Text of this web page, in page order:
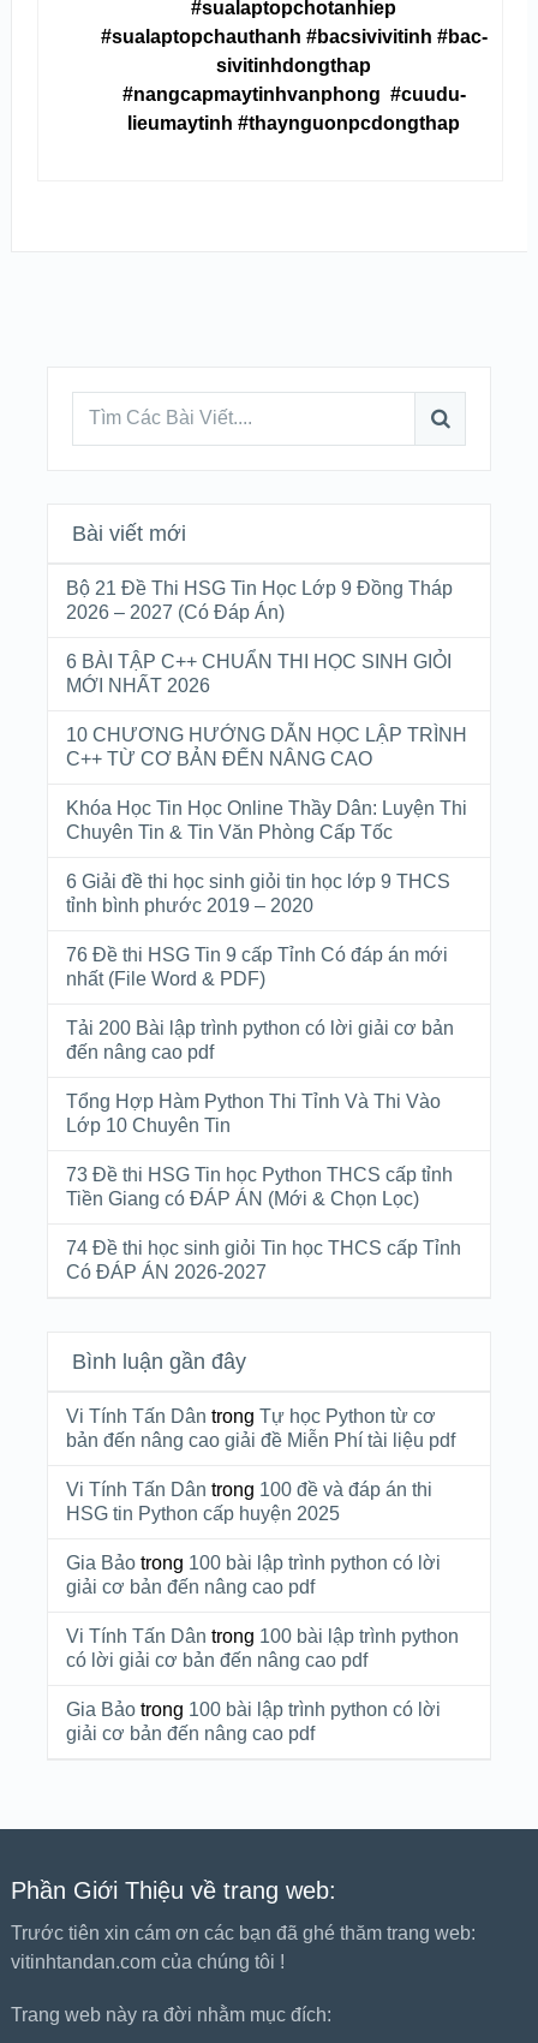
#sualaptopchotanhiep
#sualaptopchauthanh #bac­siv­ivitinh #bac­
siv­i­tinhdongthap
#nangcapmaytinhvanphong #cuudu­
lieumaytinh #thaynguonpcdongthap
Bài viết mới
Bộ 21 Đề Thi HSG Tin Học Lớp 9 Đồng Tháp
2026 – 2027 (Có Đáp Án)
6 BÀI TẬP C++ CHUẨN THI HỌC SINH GIỎI
MỚI NHẤT 2026
10 CHƯƠNG HƯỚNG DẪN HỌC LẬP TRÌNH
C++ TỪ CƠ BẢN ĐẾN NÂNG CAO
Khóa Học Tin Học Online Thầy Dân: Luyện Thi
Chuyên Tin & Tin Văn Phòng Cấp Tốc
6 Giải đề thi học sinh giỏi tin học lớp 9 THCS
tỉnh bình phước 2019 – 2020
76 Đề thi HSG Tin 9 cấp Tỉnh Có đáp án mới
nhất (File Word & PDF)
Tải 200 Bài lập trình python có lời giải cơ bản
đến nâng cao pdf
Tổng Hợp Hàm Python Thi Tỉnh Và Thi Vào
Lớp 10 Chuyên Tin
73 Đề thi HSG Tin học Python THCS cấp tỉnh
Tiền Giang có ĐÁP ÁN (Mới & Chọn Lọc)
74 Đề thi học sinh giỏi Tin học THCS cấp Tỉnh
Có ĐÁP ÁN 2026-2027
Bình luận gần đây
Vi Tính Tấn Dân trong Tự học Python từ cơ
bản đến nâng cao giải đề Miễn Phí tài liệu pdf
Vi Tính Tấn Dân trong 100 đề và đáp án thi
HSG tin Python cấp huyện 2025
Gia Bảotrong 100 bài lập trình python có lời
giải cơ bản đến nâng cao pdf
Vi Tính Tấn Dân trong 100 bài lập trình python
có lời giải cơ bản đến nâng cao pdf
Gia Bảotrong 100 bài lập trình python có lời
giải cơ bản đến nâng cao pdf
Phần Giới Thiệu về trang web:
Trước tiên xin cám ơn các bạn đã ghé thăm trang web:
vitinhtandan.com của chúng tôi !
Trang web này ra đời nhằm mục đích: